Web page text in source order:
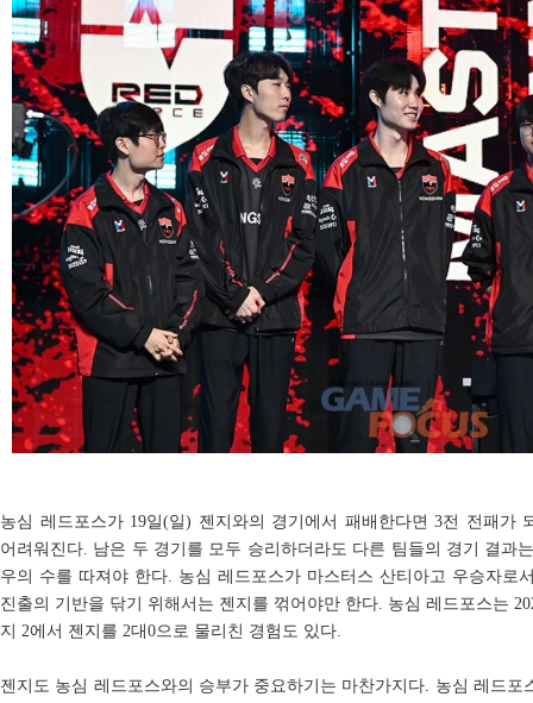
농심 레드포스가 19일(일) 젠지와의 경기에서 패배한다면 3전 전패가
어려워진다. 남은 두 경기를 모두 승리하더라도 다른 팀들의 경기 결과
우의 수를 따져야 한다. 농심 레드포스가 마스터스 산티아고 우승자로
진출의 기반을 닦기 위해서는 젠지를 꺾어야만 한다. 농심 레드포스는
지 2에서 젠지를 2대0으로 물리친 경험도 있다.
젠지도 농심 레드포스와의 승부가 중요하기는 마찬가지다. 농심 레드